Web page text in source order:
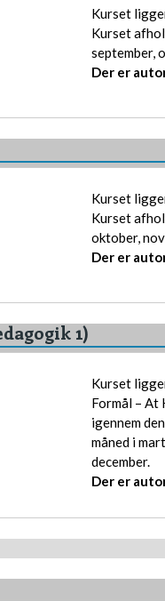
Kurset
​Kurset
september,
Der er
Kurset
Kurset
oktober,
Der er
1)
Kurset
​Formål –
igennem
måned i
december.
Der er